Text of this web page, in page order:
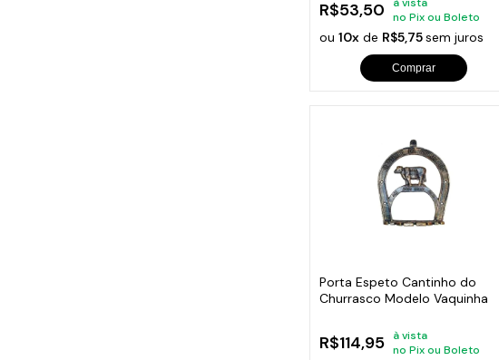
R$53,50
no Pix ou Boleto
ou10x de R$5,75sem juros
Comprar
Porta Espeto Cantinho do
Churrasco Modelo Vaquinha
R$114,95
à vista
no Pix ou Boleto